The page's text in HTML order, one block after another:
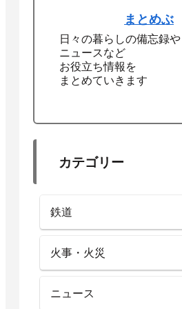
まとめぶ
日々の暮らしの備忘録や
ニュースなど
お役立ち情報を
まとめていきます
カテゴリー
鉄道
火事・火災
ニュース